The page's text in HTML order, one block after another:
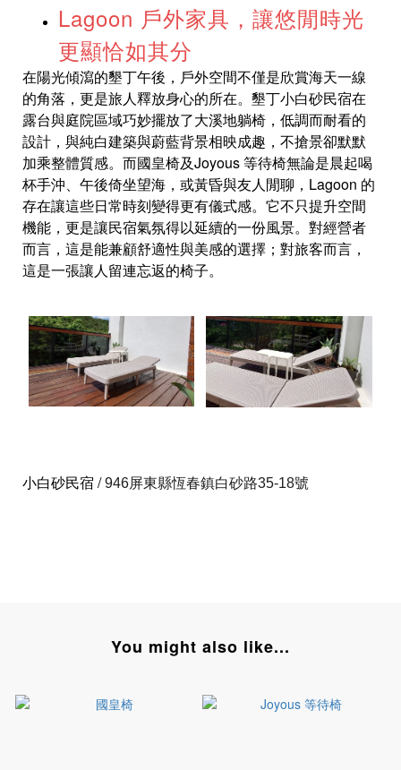
Lagoon 戶外家具，讓悠閒時光
更顯恰如其分
在陽光傾瀉的墾丁午後，戶外空間不僅是欣賞海天一線
的角落，更是旅人釋放身心的所在。墾丁小白砂民宿在
露台與庭院區域巧妙擺放了大溪地躺椅，低調而耐看的
設計，與純白建築與蔚藍背景相映成趣，不搶景卻默默
加乘整體質感。而國皇椅及Joyous 等待椅無論是晨起喝
杯手沖、午後倚坐望海，或黃昏與友人閒聊，Lagoon 的
存在讓這些日常時刻變得更有儀式感。它不只提升空間
機能，更是讓民宿氣氛得以延續的一份風景。對經營者
而言，這是能兼顧舒適性與美感的選擇；對旅客而言，
這是一張讓人留連忘返的椅子。
小白砂民宿 /946屏東縣恆春鎮白砂路35-18號
You might also like...